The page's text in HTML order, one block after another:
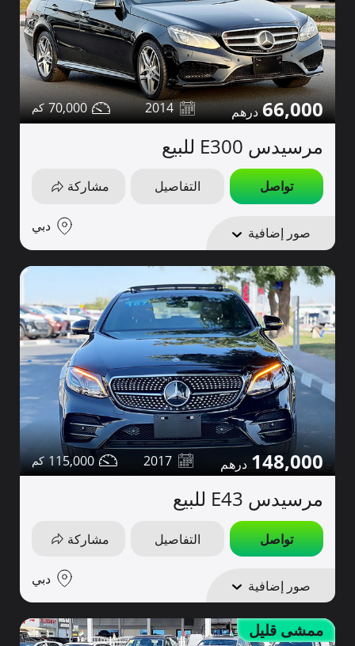
66,000
2014
70,000
مرسيدس E300 للبيع
تواصل التفاصيل مشاركة
صور إضافية دبي
148,000
2017
115,000
مرسيدس E43 للبيع
تواصل التفاصيل مشاركة
صور إضافية دبي
ممشى قليل